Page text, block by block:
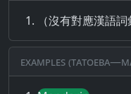
（沒有對應漢語詞
Examples